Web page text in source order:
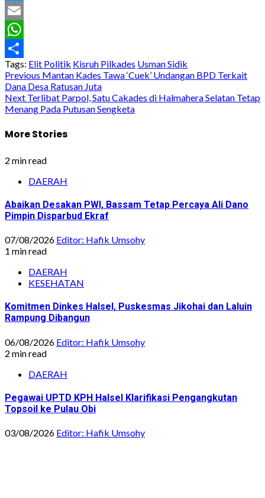
Twitter
Email
WhatsApp
Share
Tags: Elit Politik Kisruh Pilkades Usman Sidik
Post
navigation
Previous Mantan Kades Tawa ‘Cuek’ Undangan BPD Terkait
Dana Desa Ratusan Juta
Next Terlibat Parpol, Satu Cakades di Halmahera Selatan Tetap
Menang Pada Putusan Sengketa
More Stories
2 min read
DAERAH
Abaikan Desakan PWI, Bassam Tetap Percaya Ali Dano
Pimpin Disparbud Ekraf
07/08/2026 Editor: Hafik Umsohy
1 min read
DAERAH
KESEHATAN
Komitmen Dinkes Halsel, Puskesmas Jikohai dan Laluin
Rampung Dibangun
06/08/2026 Editor: Hafik Umsohy
2 min read
DAERAH
Pegawai UPTD KPH Halsel Klarifikasi Pengangkutan
Topsoil ke Pulau Obi
03/08/2026 Editor: Hafik Umsohy